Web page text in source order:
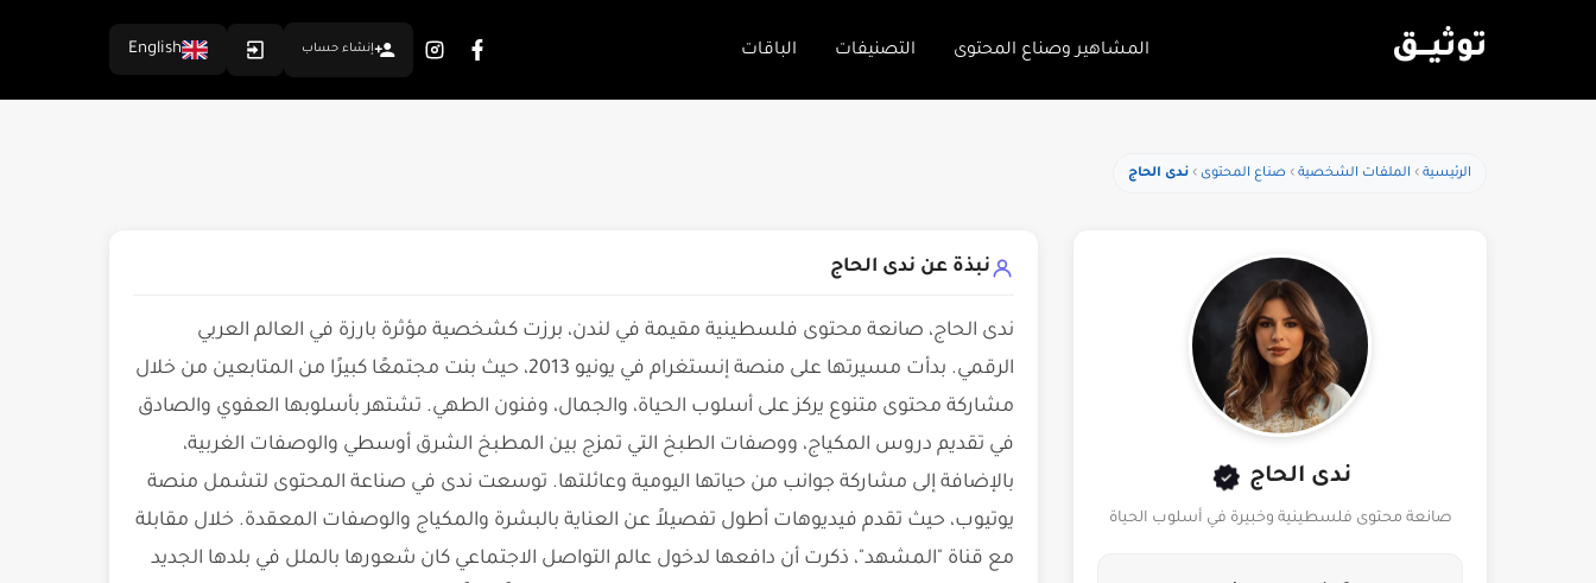
توثيـــق المشاهير وصناع المحتوى التصنيفات الباقات إنشاء حساب English
الرئيسية الملفات الشخصية صناع المحتوى ندى الحاج
ندى الحاج
صانعة محتوى فلسطينية وخبيرة في أسلوب الحياة
نبذة عن ندى الحاج
ندى الحاج، صانعة محتوى فلسطينية مقيمة في لندن، برزت كشخصية مؤثرة بارزة في العالم العربي
الرقمي. بدأت مسيرتها على منصة إنستغرام في يونيو 2013، حيث بنت مجتمعًا كبيرًا من المتابعين من خلال
مشاركة محتوى متنوع يركز على أسلوب الحياة، والجمال، وفنون الطهي. تشتهر بأسلوبها العفوي والصادق
في تقديم دروس المكياج، ووصفات الطبخ التي تمزج بين المطبخ الشرق أوسطي والوصفات الغربية،
بالإضافة إلى مشاركة جوانب من حياتها اليومية وعائلتها. توسعت ندى في صناعة المحتوى لتشمل منصة
يوتيوب، حيث تقدم فيديوهات أطول تفصيلاً عن العناية بالبشرة والمكياج والوصفات المعقدة. خلال مقابلة
مع قناة "المشهد"، ذكرت أن دافعها لدخول عالم التواصل الاجتماعي كان شعورها بالملل في بلدها الجديد